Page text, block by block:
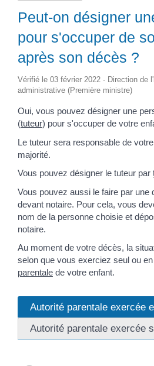
Peut-on désigner
pour s'occuper de
après son décès ?
Vérifié le 03 février 2022 - Direction de
administrative (Première ministre)
Oui, vous pouvez désigner une
(tuteur) pour s'occuper de votre
Le tuteur sera responsable de
majorité.
Vous pouvez désigner le tuteur par
Vous pouvez aussi le faire par une
devant notaire. Pour cela, vous
nom de la personne choisie et
notaire.
Au moment de votre décès, la
selon que vous exerciez seul ou
parentalede votre enfant.
Autorité parentale exercée
Autorité parentale exercée